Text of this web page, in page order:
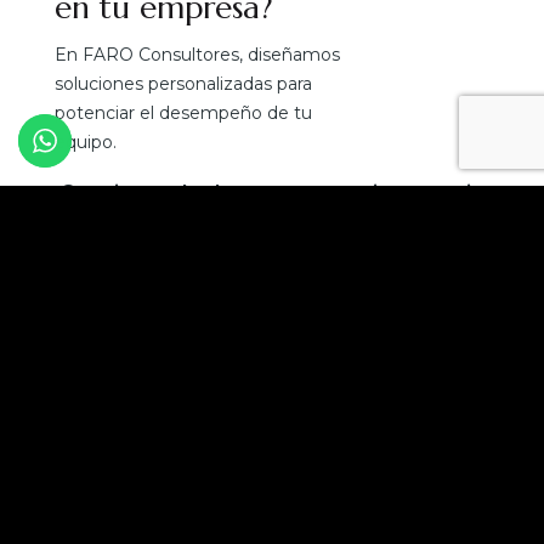
En FARO Consultores, diseñamos
soluciones personalizadas para
potenciar el desempeño de tu
equipo.
¡Convierte el talento en tu mejor ventaja